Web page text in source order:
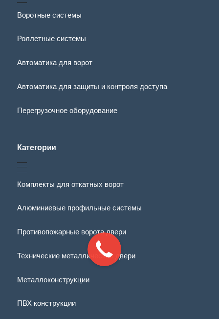
Воротные системы
Роллетные системы
Автоматика для ворот
Автоматика для защиты и контроля доступа
Перегрузочное оборудование
Категории
Комплекты для откатных ворот
Алюминиевые профильные системы
Противопожарные ворота двери
Технические металлические двери
Металлоконструкции
ПВХ конструкции